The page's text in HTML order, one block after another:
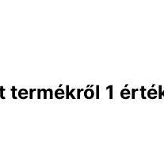
termékről 1